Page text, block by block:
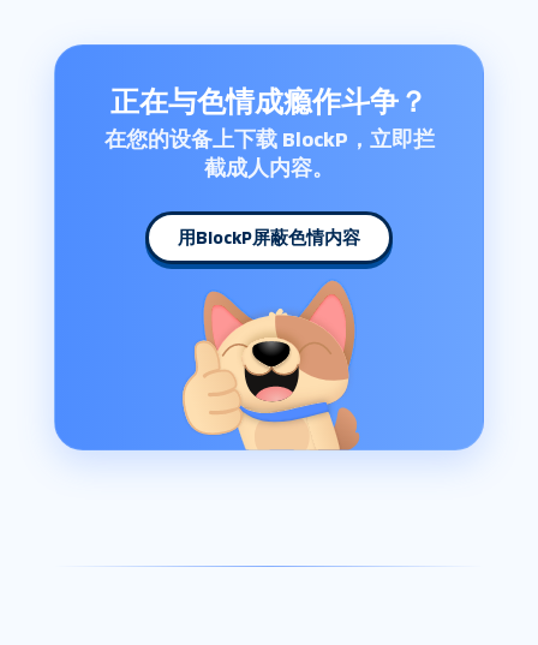
正在与色情成瘾作斗争？
在您的设备上下载 BlockP，立即拦
截成人内容。
用BlockP屏蔽色情内容